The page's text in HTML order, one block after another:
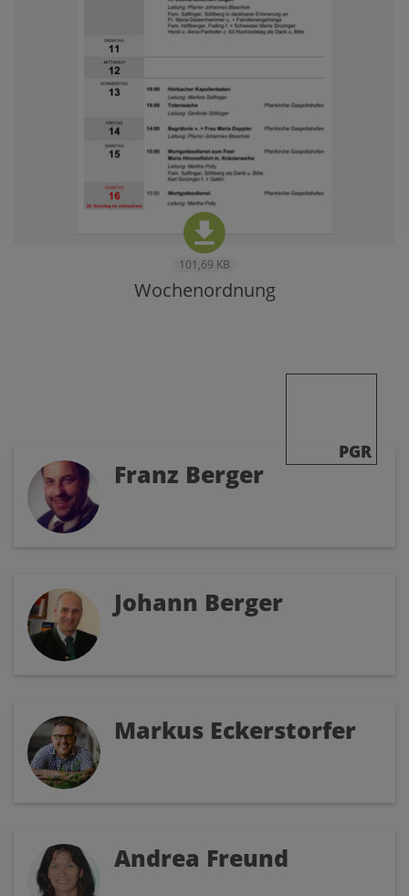
101,69 KB
Wochenordnung
PGR
Franz Berger
Johann Berger
Markus Eckerstorfer
Andrea Freund